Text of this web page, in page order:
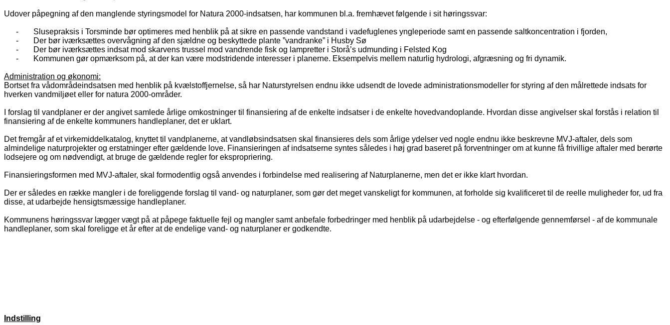
Udover påpegning af den manglende styringsmodel for Natura 2000-indsatsen, har kommunen bl.a. fremhævet følgende i sit høringssvar:
-
Slusepraksis i Torsminde bør optimeres med henblik på at sikre en passende vandstand i vadefuglenes yngleperiode samt en passende saltkoncentration i fjorden,
-
Der bør iværksættes overvågning af den sjældne og beskyttede plante ”vandranke” i Husby Sø
-
Der bør iværksættes indsat mod skarvens trussel mod vandrende fisk og lampretter i Storå’s udmunding i Felsted Kog
-
Kommunen gør opmærksom på, at der kan være modstridende interesser i planerne. Eksempelvis mellem naturlig hydrologi, afgræsning og fri dynamik.
Administration og økonomi:
Bortset fra vådområdeindsatsen med henblik på kvælstoffjernelse, så har Naturstyrelsen endnu ikke udsendt de lovede administrationsmodeller for styring af den målrettede indsats for
hverken vandmiljøet eller for natura 2000-områder.
I forslag til vandplaner er der angivet samlede årlige omkostninger til finansiering af de enkelte indsatser i de enkelte hovedvandoplande. Hvordan disse angivelser skal forstås i relation til
finansiering af de enkelte kommuners handleplaner, det er uklart.
Det fremgår af et virkemiddelkatalog, knyttet til vandplanerne, at vandløbsindsatsen skal finansieres dels som årlige ydelser ved nogle endnu ikke beskrevne MVJ-aftaler, dels som
almindelige naturprojekter og erstatninger efter gældende love. Finansieringen af indsatserne syntes således i høj grad baseret på forventninger om at kunne få frivillige aftaler med berørte
lodsejere og om nødvendigt, at bruge de gældende regler for ekspropriering.
Finansieringsformen med MVJ-aftaler, skal formodentlig også anvendes i forbindelse med realisering af Naturplanerne, men det er ikke klart hvordan.
Der er således en række mangler i de foreliggende forslag til vand- og naturplaner, som gør det meget vanskeligt for kommunen, at forholde sig kvalificeret til de reelle muligheder for, ud fra
disse, at udarbejde hensigtsmæssige handleplaner.
Kommunens høringssvar lægger vægt på at påpege faktuelle fejl og mangler samt anbefale forbedringer med henblik på udarbejdelse - og efterfølgende gennemførsel - af de kommunale
handleplaner, som skal foreligge et år efter at de endelige vand- og naturplaner er godkendte.
Indstilling